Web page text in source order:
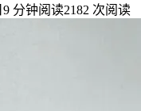
9 分钟阅读2182 次阅读